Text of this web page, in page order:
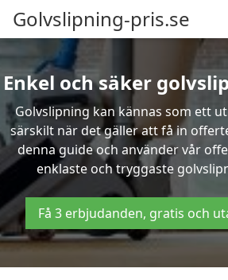
Golvslipning-pris.se
Enkel och säker
Golvslipning kan kännas som ett
särskilt när det gäller att få in
denna guide och använder vår
enklaste och tryggaste
Få 3 erbjudanden, gratis och